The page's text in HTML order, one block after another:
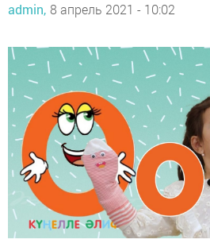
admin, 8 апрель 2021 - 10:02